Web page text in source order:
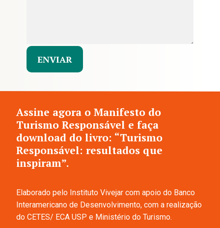
Assine agora o Manifesto do
Turismo Responsável e faça
download do livro: “Turismo
Responsável: resultados que
inspiram”.
Elaborado pelo Instituto Vivejar com apoio do Banco
Interamericano de Desenvolvimento, com a realização
do CETES/ ECA USP e Ministério do Turismo.